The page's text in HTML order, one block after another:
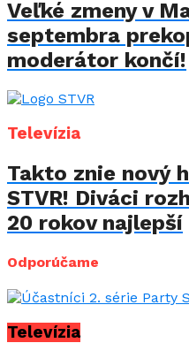
Veľké zmeny v
septembra
moderátor končí!
Televízia
Takto znie nový
STVR! Diváci
20 rokov najlepší
Odporúčame
Televízia